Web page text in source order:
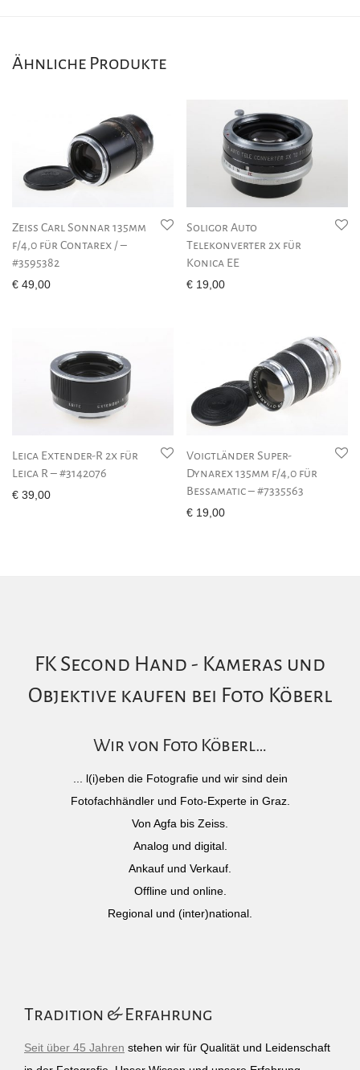
Ähnliche Produkte
Zeiss Carl Sonnar 135mm
f/4,0 für Contarex / –
#3595382
€ 49,00
Soligor Auto
Telekonverter 2x für
Konica EE
€ 19,00
Leica Extender-R 2x für
Leica R – #3142076
€ 39,00
Voigtländer Super-
Dynarex 135mm f/4,0 für
Bessamatic – #7335563
€ 19,00
FK Second Hand - Kameras und
Objektive kaufen bei Foto Köberl
Wir von Foto Köberl…
... l(i)eben die Fotografie und wir sind dein
Fotofachhändler und Foto-Experte in Graz.
Von Agfa bis Zeiss.
Analog und digital.
Ankauf und Verkauf.
Offline und online.
Regional und (inter)national.
Tradition & Erfahrung
Seit über 45 Jahren stehen wir für Qualität und Leidenschaft